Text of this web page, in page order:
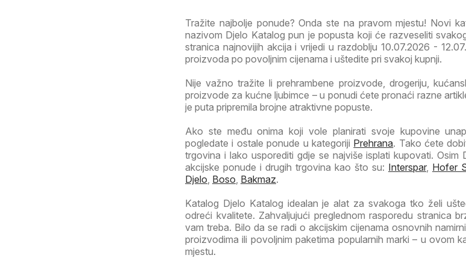
Tražite najbolje ponude? Onda ste na pravom mjestu! Novi
nazivom Djelo Katalog pun je popusta koji će razveseliti
stranica najnovijih akcija i vrijedi u razdoblju 10.07.2026 -
proizvoda po povoljnim cijenama i uštedite pri svakoj kupnji.
Nije važno tražite li prehrambene proizvode, drogeriju,
proizvode za kućne ljubimce – u ponudi ćete pronaći razne
je puta pripremila brojne atraktivne popuste.
Ako ste među onima koji vole planirati svoje kupovine
pogledate i ostale ponude u kategoriji Prehrana. Tako ćete
trgovina i lako usporediti gdje se najviše isplati kupovati. Osim
akcijske ponude i drugih trgovina kao što su: Interspar, Hofer
Djelo Boso Bakmaz.
Katalog Djelo Katalog idealan je alat za svakoga tko želi
odreći kvalitete. Zahvaljujući preglednom rasporedu stranica
vam treba. Bilo da se radi o akcijskim cijenama osnovnih
proizvodima ili povoljnim paketima popularnih marki – u ovom
mjestu.